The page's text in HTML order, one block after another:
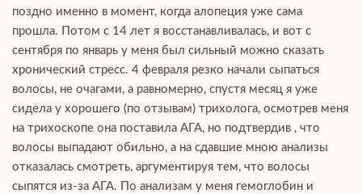
поздно именно в момент, когда алопеция уже сама
прошла. Потом с 14 лет я восстанавливалась, и вот с
сентября по январь у меня был сильный можно сказать
хронический стресс. 4 февраля резко начали сыпаться
волосы, не очагами, а равномерно, спустя месяц я уже
сидела у хорошего (по отзывам) трихолога, осмотрев меня
на трихоскопе она поставила АГА, но подтвердив , что
волосы выпадают обильно, а на сдавшие мною анализы
отказалась смотреть, аргументируя тем, что волосы
сыпятся из-за АГА. По анализам у меня гемоглобин и